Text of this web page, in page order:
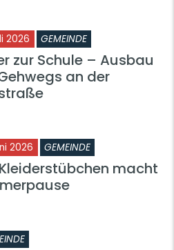
2026 GEMEINDE
zur Schule – Ausbau
an der
2026 GEMEINDE
macht